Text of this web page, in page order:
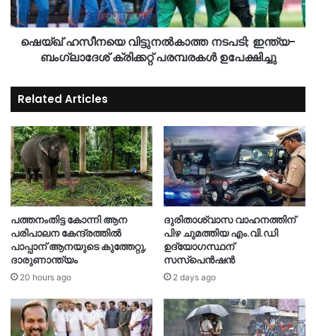
ഷെയ്ഖ് ഹസീനയെ വിട്ടുനൽകാത്ത നടപടി; ഇന്ത്യ-
ബംഗ്ലാദേശ് ക്രിക്കറ്റ് പരമ്പരകൾ ഉപേക്ഷിച്ചു
Related Articles
പത്തനംതിട്ട കോന്നി ആന
പരിപാലന കേന്ദ്രത്തിൽ
പാപ്പാന് ആനയുടെ കുത്തേറ്റു,
ദാരുണാന്ത്യം
20 hours ago
ദുരിതാശ്വാസ വാഹനത്തിന്
പിഴ ചുമത്തിയ എം.വി.ഡി
ഉദ്യോഗസ്ഥന്
സസ്‌പെൻഷൻ
2 days ago